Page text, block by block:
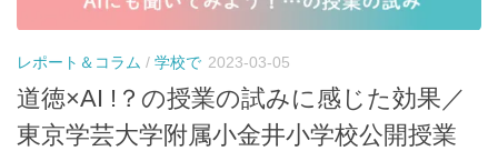
レポート＆コラム / 学校で 2023-03-05
道徳×AI !？の授業の試みに感じた効果／
東京学芸大学附属小金井小学校公開授業